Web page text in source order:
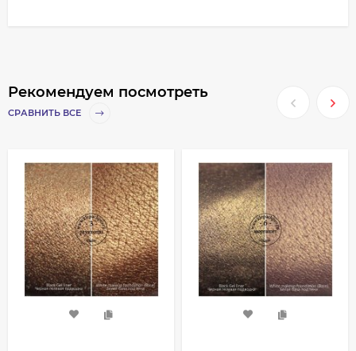
Рекомендуем посмотреть
СРАВНИТЬ ВСЕ